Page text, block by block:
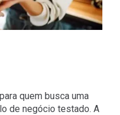
quem busca uma
de negócio testado. A